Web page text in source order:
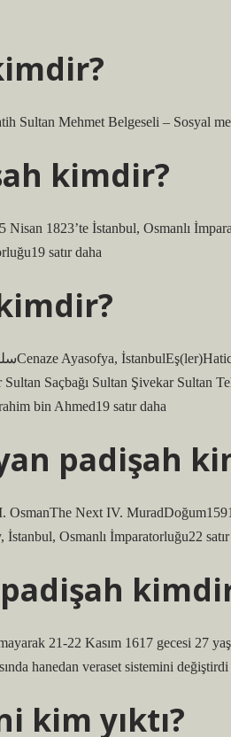
Sultan Mehmet Belgeseli – Sosyal
kimdir?
1823’te İstanbul, Osmanlı
satır daha
Saçbağı Sultan Şivekar Sultan
bin Ahmed19 satır daha
padişah
Osmanlı İmparatorluğu22 satır
21-22 Kasım 1617 gecesi 27
hanedan veraset sistemini değiştirdi
kim yıktı?